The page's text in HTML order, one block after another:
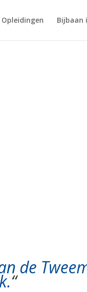
Opleidingen Bijbaan
de
“